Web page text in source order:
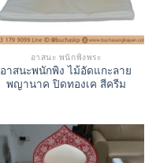
อาสนะ พนักพิงพระ
อาสนะพนักพิง ไม้อัดแกะลาย
พญานาค ปิดทองเค สีครีม